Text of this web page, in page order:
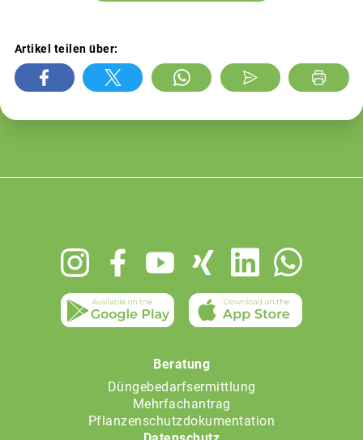
Artikel teilen über:
Beratung
Düngebedarfsermittlung
Mehrfachantrag
Pflanzenschutzdokumentation